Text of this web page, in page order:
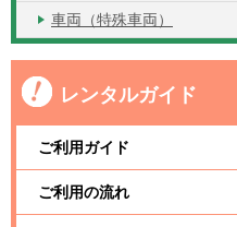
車両（特殊車両）
レンタルガイド
ご利用ガイド
ご利用の流れ